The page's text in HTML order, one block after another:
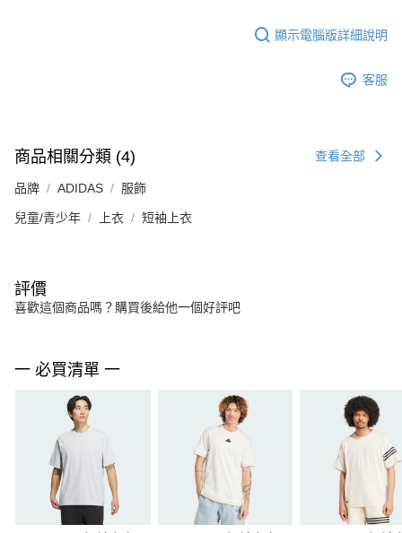
顯示電腦版詳細說明
客服
商品相關分類 (4) 查看全部
品牌 ADIDAS 服飾
兒童/青少年 上衣 短袖上衣
評價
喜歡這個商品嗎？購買後給他一個好評吧
一 必買清單 一